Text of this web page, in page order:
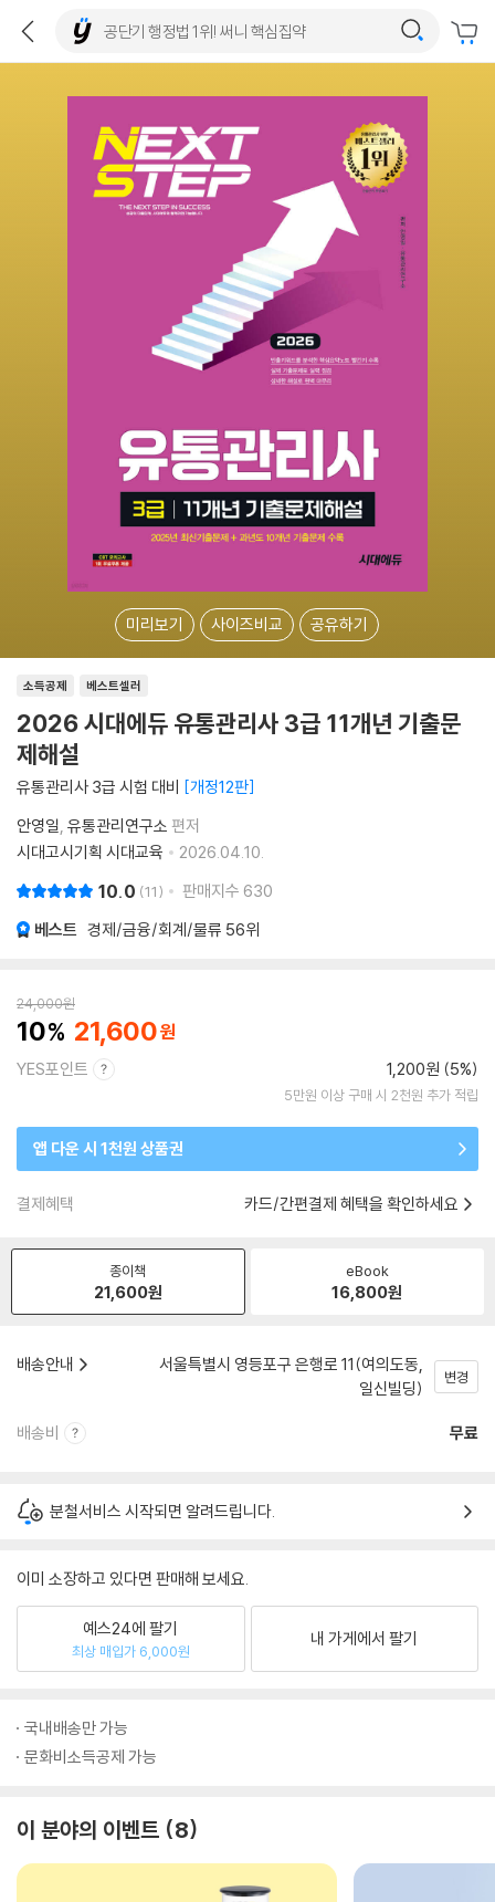
미리보기 사이즈비교 공유하기
소득공제 베스트셀러
2026 시대에듀 유통관리사 3급 11개년 기출문
제해설
유통관리사 3급 시험 대비 개정12판
안영일 유통관리연구소 편저
시대고시기획 시대교육
2026.04.10.
10.0 11 판매지수 630
베스트 경제/금융/회계/물류 56위
24,000원
10 21,600
YES포인트 1,200원 (5%)
5만원 이상 구매 시 2천원 추가 적립
앱 다운 시 1천원 상품권
결제혜택 카드/간편결제 혜택을 확인하세요
종이책
21,600원
eBook
16,800원
배송안내
서울특별시 영등포구 은행로 11(여의도동,
일신빌딩)
변경
배송비 무료
분철서비스 시작되면 알려드립니다.
이미 소장하고 있다면 판매해 보세요.
예스24에 팔기
최상 매입가 6,000원
내 가게에서 팔기
국내배송만 가능
문화비소득공제 가능
이 분야의 이벤트 8